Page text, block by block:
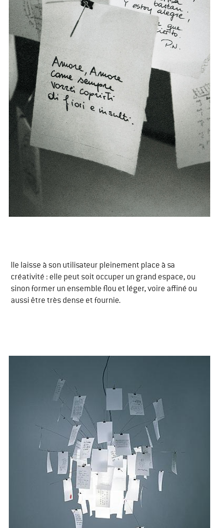
​lle laisse à son utilisateur pleinement place à sa
créativité : elle peut soit occuper un grand espace, ou
sinon former un ensemble flou et léger, voire affiné ou
aussi être très dense et fournie.